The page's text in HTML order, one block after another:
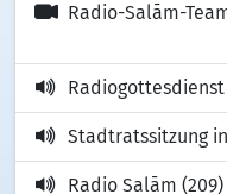
Radio-Salām-
Radiogottesdienst
Stadtratssitzung
Radio Salām (209)